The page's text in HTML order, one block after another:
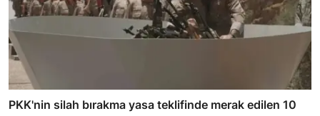
PKK'nin silah bırakma yasa teklifinde merak edilen 10